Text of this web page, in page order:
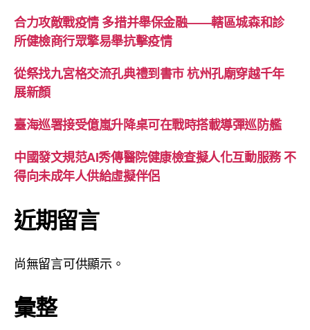
合力攻敵戰疫情 多措并舉保金融——轄區城森和診
所健檢商行眾擎易舉抗擊疫情
從祭找九宮格交流孔典禮到書市 杭州孔廟穿越千年
展新顏
臺海巡署接受億嵐升降桌可在戰時搭載導彈巡防艦
中國發文規范AI秀傳醫院健康檢查擬人化互動服務 不
得向未成年人供給虛擬伴侶
近期留言
尚無留言可供顯示。
彙整